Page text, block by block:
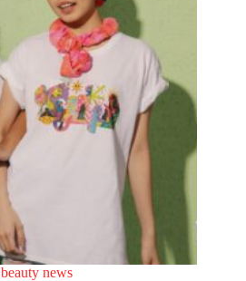
beauty news